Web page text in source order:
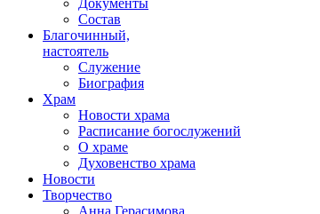
Документы
Состав
Благочинный,
настоятель
Служение
Биография
Храм
Новости храма
Расписание богослужений
О храме
Духовенство храма
Новости
Творчество
Анна Герасимова